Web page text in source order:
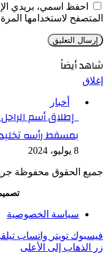
احفظ اسمي، بريدي
المتصفح لاستخدامها
شاهد أيضاً
إغلاق
أخبار
إطلاق أسم
بمسقط رأسه
8 يوليو، 2024
جميع الحقوق محفوظة
سياسة الخصوصية
فيسبوك تويتر واتساب
زر الذهاب إلى الأعلى